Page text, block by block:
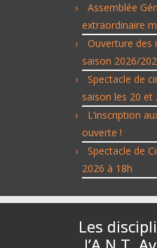
Assemblée
extraordinaire
Ouverture des
saison 2026/
Spectacle de
saison les 20 et
L’inscription
ouverte !
Spectacle de
2026 à 18h
Les